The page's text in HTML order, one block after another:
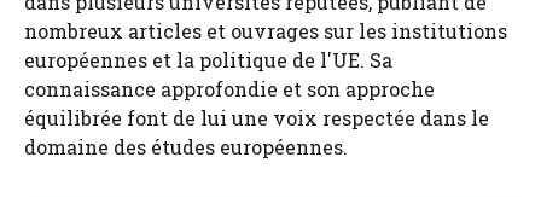
nombreux articles et ouvrages sur les institutions
européennes et la politique de l'UE. Sa
connaissance approfondie et son approche
équilibrée font de lui une voix respectée dans le
domaine des études européennes.